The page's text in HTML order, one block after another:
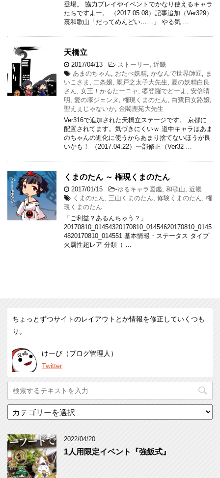
登場。 協力プレイやイベントでかなり使えるキャラ
たちですよー。 （2017.05.08）記事追加（Ver329）
裏和歌山「だってめんどい……」 やる気 …
天橋立
2017/04/13 -ストーリー, 近畿
あまのちゃん, おたべ妖精, かなんで世界師匠, ま
いこさま , 二条嬢, 厩戸之太子大先生, 夏の妖精白良
さん, 女王！かるたーニャ , 婆娑羅でどーよ , 安倍晴
明 , 愛の塚ジェンヌ , 権現くまのたん, 白鷺日女路嬢,
聖えぇじゃないか, 金閣鹿苑大先生
Ver316で追加された天橋立ステージです。 京都に
配置されてます。気づきにくいｗ 道中キャラはあま
のちゃんの進化に使うからあまり捨てないほうが良
いかも！ （2017.04.22）一部修正（Ver32 …
くまのたん ～ 権現くまのたん
2017/01/15 -ゆるキャラ図鑑, 和歌山, 近畿
くまのたん, 三山くまのたん, 修験くまのたん, 権
現くまのたん
「ご利益？あるんちゃう？」
20170810_01454320170810_01454620170810_0145
4820170810_014551 基本情報・ステータス タイプ
火属性超レア 分類（ …
ちょっとずつサイトのレイアウトとか情報を修正していくつも
り。
けーび（ブログ管理人）
Twitter
テ
リ
ー
2022/04/20
1人用限定イベント『強飯式』